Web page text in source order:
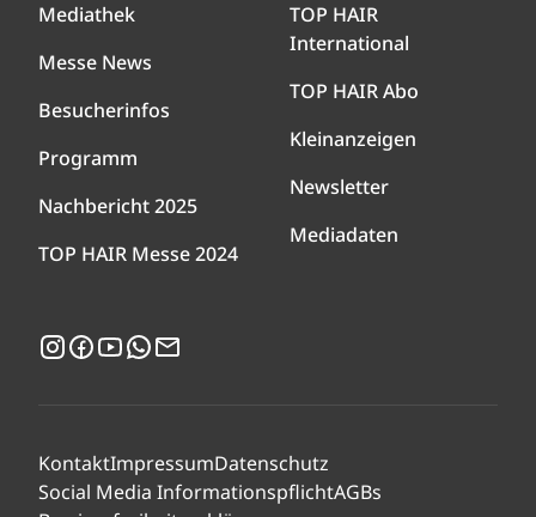
Mediathek
Messe News
Besucherinfos
Programm
Nachbericht 2025
TOP HAIR Messe 2024
TOP HAIR
International
TOP HAIR Abo
Kleinanzeigen
Newsletter
Mediadaten
Instagram
Facebook
YouTubeWhatsApp
KontaktImpressumDatenschutz
Social Media InformationspflichtAGBs